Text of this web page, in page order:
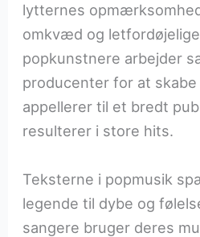
lytternes
omkvæd og
popkunstnere arbejder
producenter for at
appellerer til et bredt
resulterer i store hits.
Teksterne i popmusik
legende til dybe og
sangere bruger deres